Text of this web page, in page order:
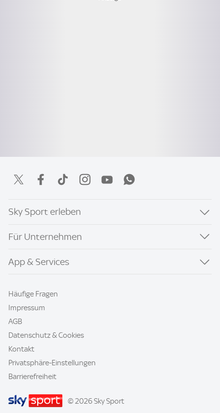
Sky Sport erleben
Für Unternehmen
App & Services
Häufige Fragen
Impressum
AGB
Datenschutz & Cookies
Kontakt
Privatsphäre-Einstellungen
Barrierefreiheit
© 2026 Sky Sport